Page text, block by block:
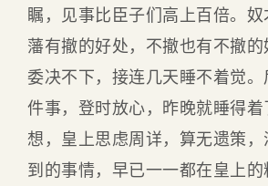
瞩，见事比臣子们高上百倍。
藩有撤的好处，不撤也有不撤
委决不下，接连几天睡不着觉
件事，登时放心，昨晚就睡得
想，皇上思虑周详，算无遗策
到的事情，早已一一都在皇上